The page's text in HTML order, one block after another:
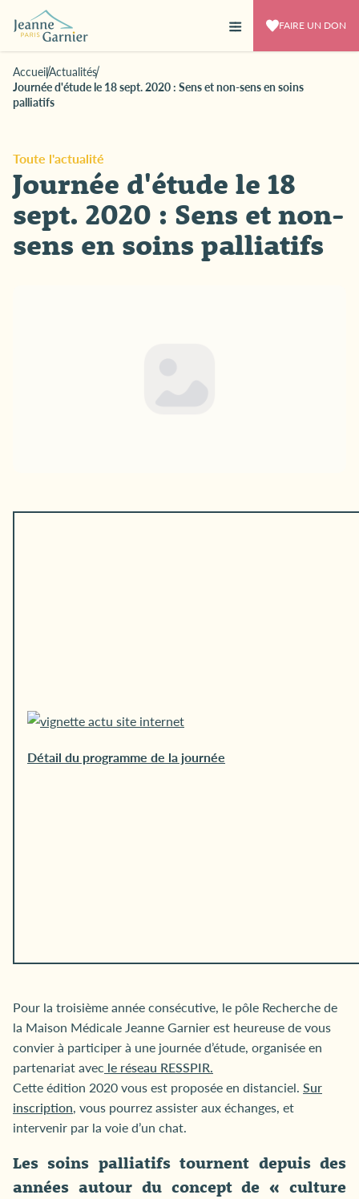
FAIRE UN DON
AccueilActualités
Journée d'étude le 18 sept. 2020 : Sens et non-sens en soins
palliatifs
Toute l'actualité
Journée d'étude le 18
sept. 2020 : Sens et non-
sens en soins palliatifs
Détail du programme de la journée
Pour la troisième année consécutive, le pôle Recherche de
la Maison Médicale Jeanne Garnier est heureuse de vous
convier à participer à une journée d’étude, organisée en
partenariat avec le réseau RESSPIR.
Cette édition 2020 vous est proposée en distanciel. Sur
inscription, vous pourrez assister aux échanges, et
intervenir par la voie d’un chat.
Les soins palliatifs tournent depuis des
années autour du concept de « culture